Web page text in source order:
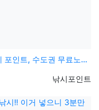
수도권 무료노지 민물낚시 짬…
등록자
낚시포인트